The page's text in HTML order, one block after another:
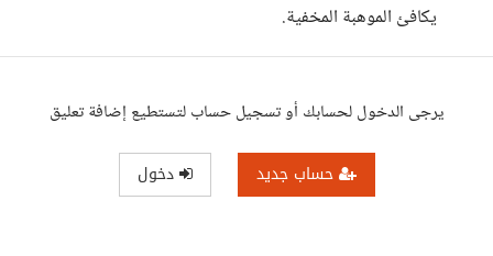
يكافئ الموهبة المخفية.
يرجى الدخول لحسابك أو تسجيل حساب لتستطيع إضافة تعليق
حساب جديد دخول